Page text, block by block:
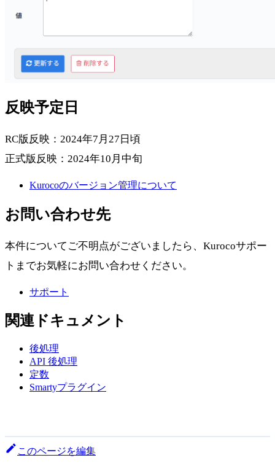
反映予定日
RC版反映：2024年7月27日頃
正式版反映：2024年10月中旬
Kurocoのバージョン管理について
お問い合わせ先
本件についてご不明点がございましたら、Kurocoサポー
トまでお気軽にお問い合わせください。
サポート
関連ドキュメント
後処理
API 後処理
定数
Smartyプラグイン
このページを編集